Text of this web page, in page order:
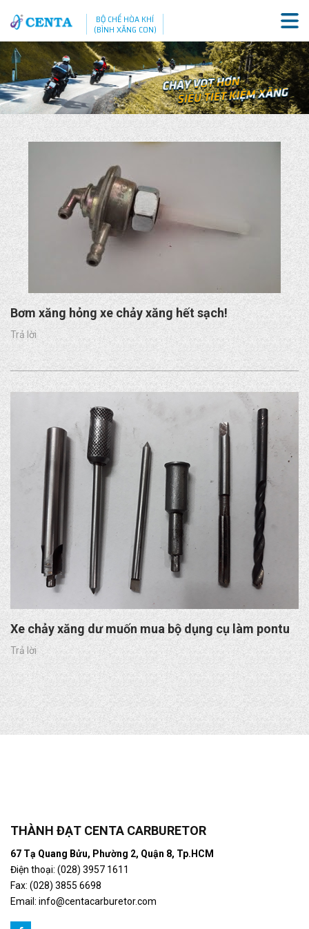
BỘ CHẾ HÒA KHÍ
(BÌNH XĂNG CON)
Bơm xăng hỏng xe chảy xăng hết sạch!
Trả lời
Xe chảy xăng dư muốn mua bộ dụng cụ làm pontu
Trả lời
THÀNH ĐẠT CENTA CARBURETOR
67 Tạ Quang Bửu, Phường 2, Quận 8, Tp.HCM
Điện thoại: (028) 3957 1611
Fax: (028) 3855 6698
Email: info@centacarburetor.com